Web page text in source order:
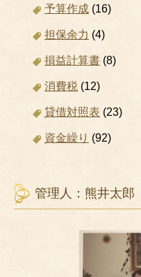
予算作成 (16)
担保余力 (4)
損益計算書 (8)
消費税 (12)
貸借対照表 (23)
資金繰り (92)
管理人：熊井太郎